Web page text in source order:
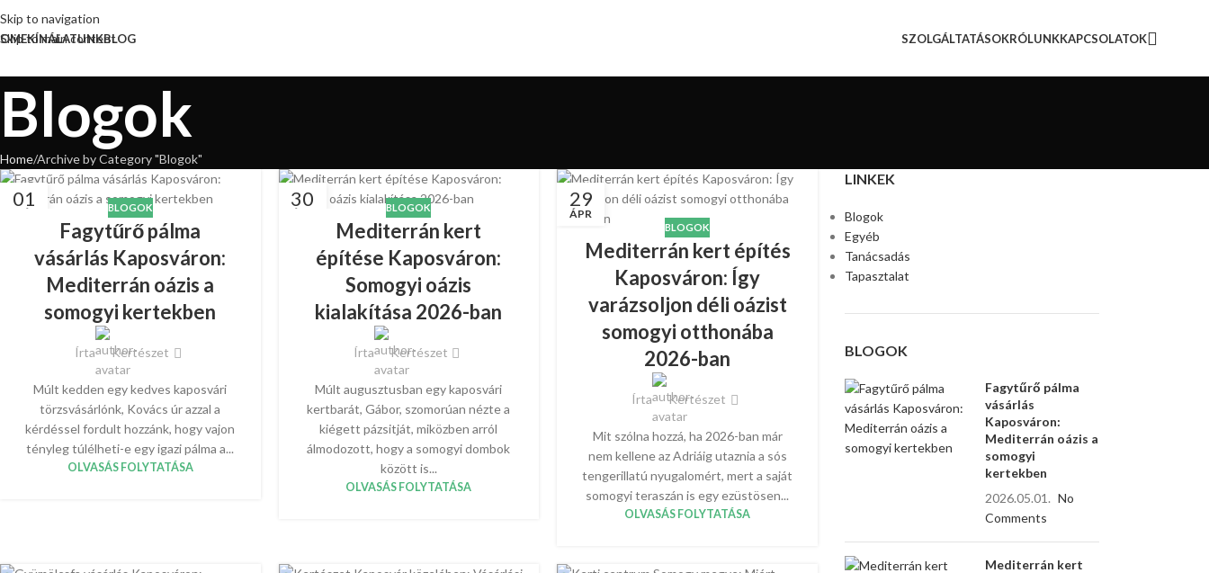
Skip to navigation
Skip to main content
KÍNÁLATUNKBLOG SZOLGÁLTATÁSOKRÓLUNKKAPCSOLATOK
Blogok
Home Archive by Category "Blogok"
01 BLOGOK
Fagytűrő pálma
vásárlás Kaposváron:
Mediterrán oázis a
somogyi kertekben
Írta Kertészet
Múlt kedden egy kedves kaposvári
törzsvásárlónk, Kovács úr azzal a
kérdéssel fordult hozzánk, hogy vajon
tényleg túlélheti-e egy igazi pálma a...
OLVASÁS FOLYTATÁSA
30 BLOGOK
Mediterrán kert
építése Kaposváron:
Somogyi oázis
kialakítása 2026-ban
Írta Kertészet
Múlt augusztusban egy kaposvári
kertbarát, Gábor, szomorúan nézte a
kiégett pázsitját, miközben arról
álmodozott, hogy a somogyi dombok
között is...
OLVASÁS FOLYTATÁSA
29
ÁPR
BLOGOK
Mediterrán kert építés
Kaposváron: Így
varázsoljon déli oázist
somogyi otthonába
2026-ban
Írta Kertészet
Mit szólna hozzá, ha 2026-ban már
nem kellene az Adriáig utaznia a sós
tengerillatú nyugalomért, mert a saját
somogyi teraszán is egy ezüstösen...
OLVASÁS FOLYTATÁSA
LINKEK
Blogok
Egyéb
Tanácsadás
Tapasztalat
BLOGOK
Fagytűrő pálma
vásárlás
Kaposváron:
Mediterrán oázis a
somogyi
kertekben
2026.05.01. No
Comments
Mediterrán kert